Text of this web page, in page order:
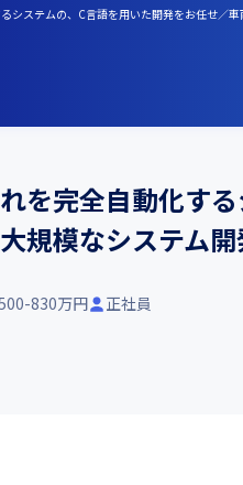
ステムの、C言語を用いた開発をお任せ／
を完全自動化す
規模なシステム
830万円 正社員